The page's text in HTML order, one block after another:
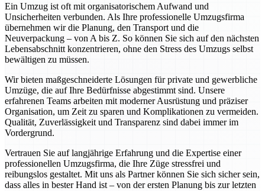
Ein Umzug ist oft mit organisatorischem Aufwand und
Unsicherheiten verbunden. Als Ihre professionelle Umzugsfirma
übernehmen wir die Planung, den Transport und die
Neuverpackung – von A bis Z. So können Sie sich auf den nächsten
Lebensabschnitt konzentrieren, ohne den Stress des Umzugs selbst
bewältigen zu müssen.
Wir bieten maßgeschneiderte Lösungen für private und gewerbliche
Umzüge, die auf Ihre Bedürfnisse abgestimmt sind. Unsere
erfahrenen Teams arbeiten mit moderner Ausrüstung und präziser
Organisation, um Zeit zu sparen und Komplikationen zu vermeiden.
Qualität, Zuverlässigkeit und Transparenz sind dabei immer im
Vordergrund.
Vertrauen Sie auf langjährige Erfahrung und die Expertise einer
professionellen Umzugsfirma, die Ihre Züge stressfrei und
reibungslos gestaltet. Mit uns als Partner können Sie sich sicher sein,
dass alles in bester Hand ist – von der ersten Planung bis zur letzten